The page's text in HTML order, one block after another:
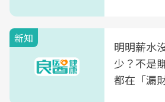
新知
明明薪水
少？不是
都在「漏